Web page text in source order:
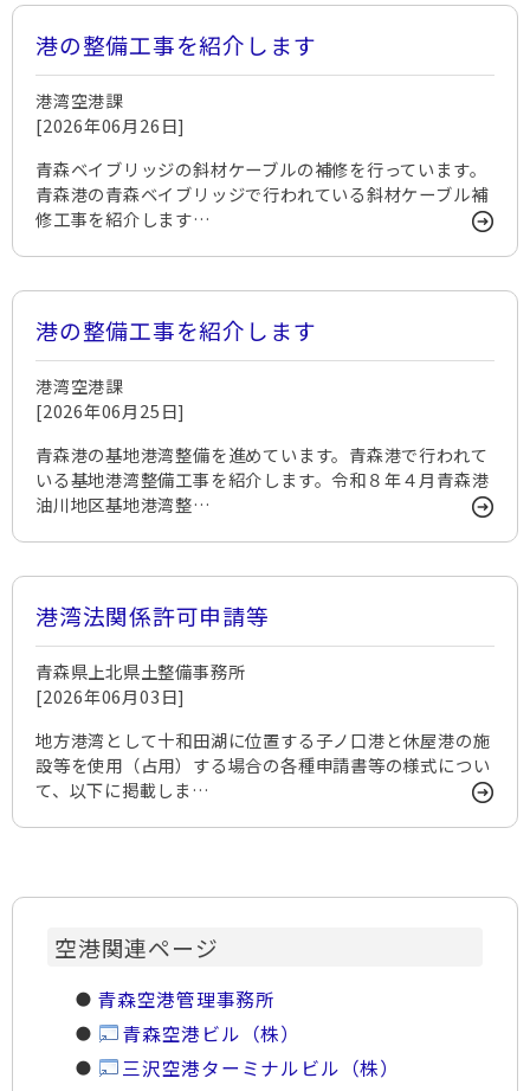
港の整備工事を紹介します
港湾空港課
[2026年06月26日]
青森ベイブリッジの斜材ケーブルの補修を行っています。
青森港の青森ベイブリッジで行われている斜材ケーブル補
修工事を紹介します…
港の整備工事を紹介します
港湾空港課
[2026年06月25日]
青森港の基地港湾整備を進めています。青森港で行われて
いる基地港湾整備工事を紹介します。令和８年４月青森港
油川地区基地港湾整…
港湾法関係許可申請等
青森県上北県土整備事務所
[2026年06月03日]
地方港湾として十和田湖に位置する子ノ口港と休屋港の施
設等を使用（占用）する場合の各種申請書等の様式につい
て、以下に掲載しま…
空港関連ページ
青森空港管理事務所
青森空港ビル（株）
三沢空港ターミナルビル（株）